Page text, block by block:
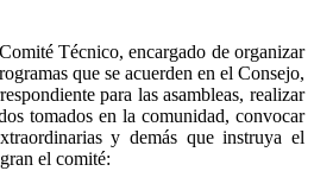
Técnico, encargado de organizar
que se acuerden en el Consejo,
para las asambleas, realizar
tomados en la comunidad, convocar
y demás que instruya el
el comité: